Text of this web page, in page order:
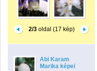
2/3oldal (17 kép)
Abi Karam
Marika képei